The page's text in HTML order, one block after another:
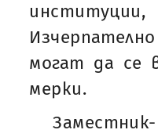
могат да се
мерки.